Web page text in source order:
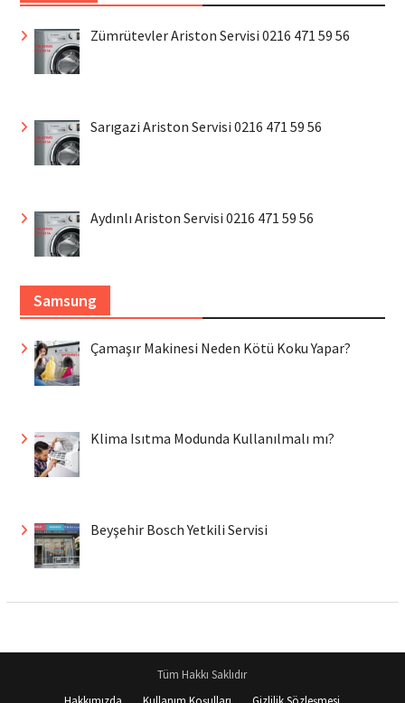
Zümrütevler Ariston Servisi 0216 471 59 56
Sarıgazi Ariston Servisi 0216 471 59 56
Aydınlı Ariston Servisi 0216 471 59 56
Samsung
Çamaşır Makinesi Neden Kötü Koku Yapar?
Klima Isıtma Modunda Kullanılmalı mı?
Beyşehir Bosch Yetkili Servisi
Tüm Hakkı Saklıdır